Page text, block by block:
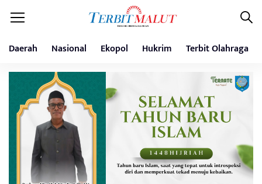
Daerah Nasional Ekopol Hukrim Terbit Olahraga